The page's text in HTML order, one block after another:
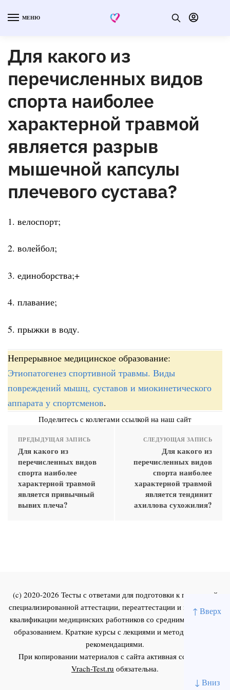
↑ Вверх
↓ Вниз
МЕНЮ
Для какого из
перечисленных видов
спорта наиболее
характерной травмой
является разрыв
мышечной капсулы
плечевого сустава?
1. велоспорт;
2. волейбол;
3. единоборства;+
4. плавание;
5. прыжки в воду.
Непрерывное медицинское образование:
Этиопатогенез спортивной травмы. Виды
повреждений мышц, суставов и миокинетического
аппарата у спортсменов.
Поделитесь с коллегами ссылкой на наш сайт
ПРЕДЫДУЩАЯ ЗАПИСЬ
Для какого из
перечисленных видов
спорта наиболее
характерной травмой
является привычный
вывих плеча?
СЛЕДУЮЩАЯ ЗАПИСЬ
Для какого из
перечисленных видов
спорта наиболее
характерной травмой
является тендинит
ахиллова сухожилия?
(c) 2020-2026 Тесты с ответами для подготовки к первичной
специализированной аттестации, переаттестации и повышения
квалификации медицинских работников со средним и высшим
образованием. Краткие курсы с лекциями и методическими
рекомендациями.
При копировании материалов с сайта активная ссылка на
Vrach-Test.ru обязательна.